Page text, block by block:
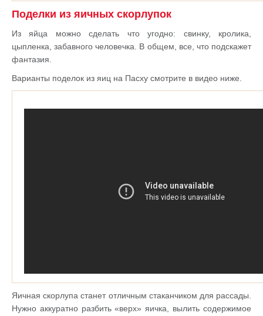
Поделки из яичных скорлупок
Из яйца можно сделать что угодно: свинку, кролика,
цыпленка, забавного человечка. В общем, все, что подскажет
фантазия.
Варианты поделок из яиц на Пасху смотрите в видео ниже.
Яичная скорлупа станет отличным стаканчиком для рассады.
Нужно аккуратно разбить «верх» яичка, вылить содержимое